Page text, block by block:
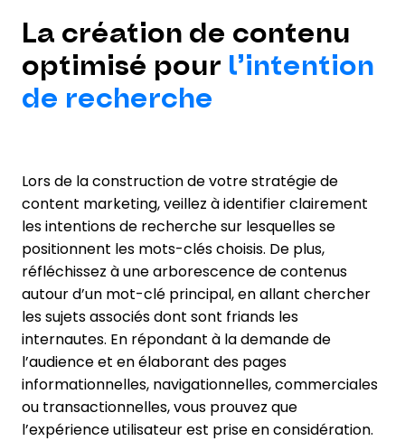
La création de contenu
optimisé pour l’intention
de recherche
Lors de la construction de votre stratégie de
content marketing, veillez à identifier clairement
les intentions de recherche sur lesquelles se
positionnent les mots-clés choisis. De plus,
réfléchissez à une arborescence de contenus
autour d’un mot-clé principal, en allant chercher
les sujets associés dont sont friands les
internautes. En répondant à la demande de
l’audience et en élaborant des pages
informationnelles, navigationnelles, commerciales
ou transactionnelles, vous prouvez que
l’expérience utilisateur est prise en considération.